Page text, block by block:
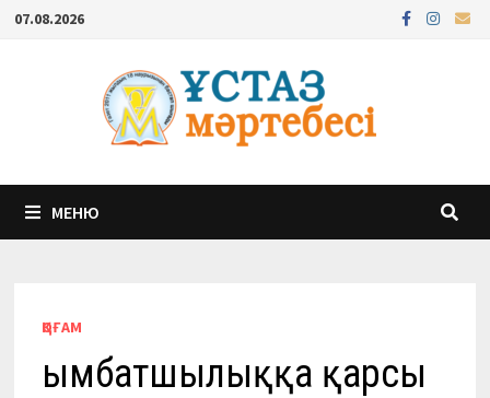
Перейти
содержимому
07.08.2026
МЕНЮ
ҚОҒАМ
Қымбатшылыққа қарсы